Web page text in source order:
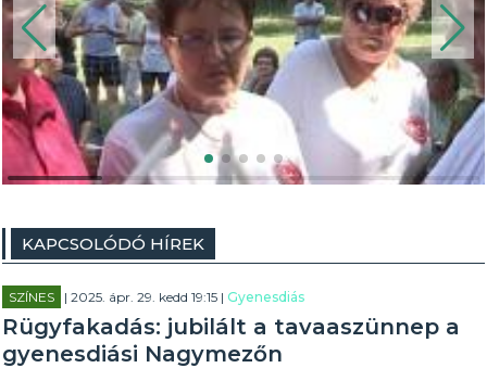
KAPCSOLÓDÓ HÍREK
SZÍNES | 2025. ápr. 29. kedd 19:15 |Gyenesdiás
Rügyfakadás: jubilált a tavaaszünnep a
gyenesdiási Nagymezőn